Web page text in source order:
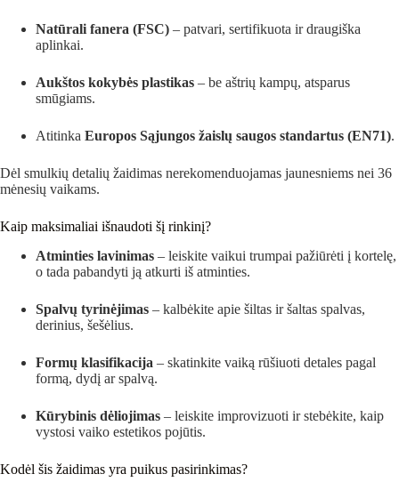
Natūrali fanera (FSC) – patvari, sertifikuota ir draugiška
aplinkai.
Aukštos kokybės plastikas – be aštrių kampų, atsparus
smūgiams.
Atitinka Europos Sąjungos žaislų saugos standartus (EN71).
Dėl smulkių detalių žaidimas nerekomenduojamas jaunesniems nei 36
mėnesių vaikams.
Kaip maksimaliai išnaudoti šį rinkinį?
Atminties lavinimas – leiskite vaikui trumpai pažiūrėti į kortelę,
o tada pabandyti ją atkurti iš atminties.
Spalvų tyrinėjimas – kalbėkite apie šiltas ir šaltas spalvas,
derinius, šešėlius.
Formų klasifikacija – skatinkite vaiką rūšiuoti detales pagal
formą, dydį ar spalvą.
Kūrybinis dėliojimas – leiskite improvizuoti ir stebėkite, kaip
vystosi vaiko estetikos pojūtis.
Kodėl šis žaidimas yra puikus pasirinkimas?